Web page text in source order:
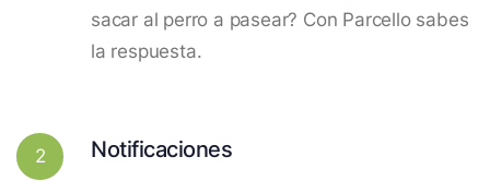
sacar al perro a pasear? Con Parcello sabes
la respuesta.
2 Notificaciones